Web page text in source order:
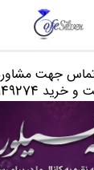
جهت
09120149274